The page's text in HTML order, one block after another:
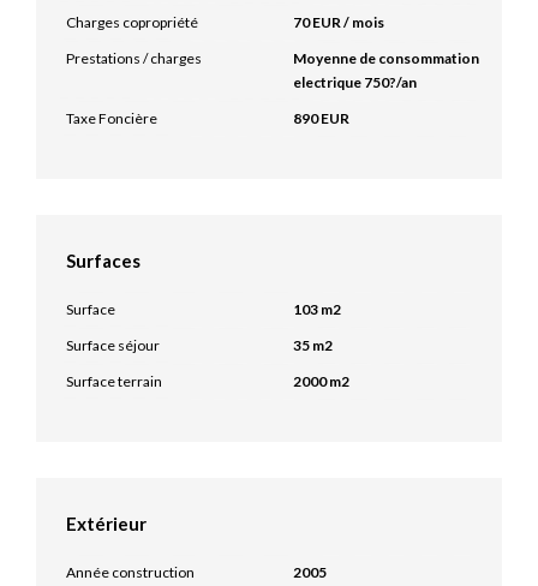
Charges copropriété
70 EUR / mois
Prestations / charges
Moyenne de consommation
electrique 750?/an
Taxe Foncière
890 EUR
Surfaces
Surface
103 m2
Surface séjour
35 m2
Surface terrain
2000 m2
Extérieur
Année construction
2005